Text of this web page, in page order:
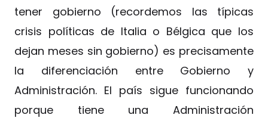
tener gobierno (recordemos las típicas
crisis políticas de Italia o Bélgica que los
dejan meses sin gobierno) es precisamente
la diferenciación entre Gobierno y
Administración. El país sigue funcionando
porque tiene una Administración